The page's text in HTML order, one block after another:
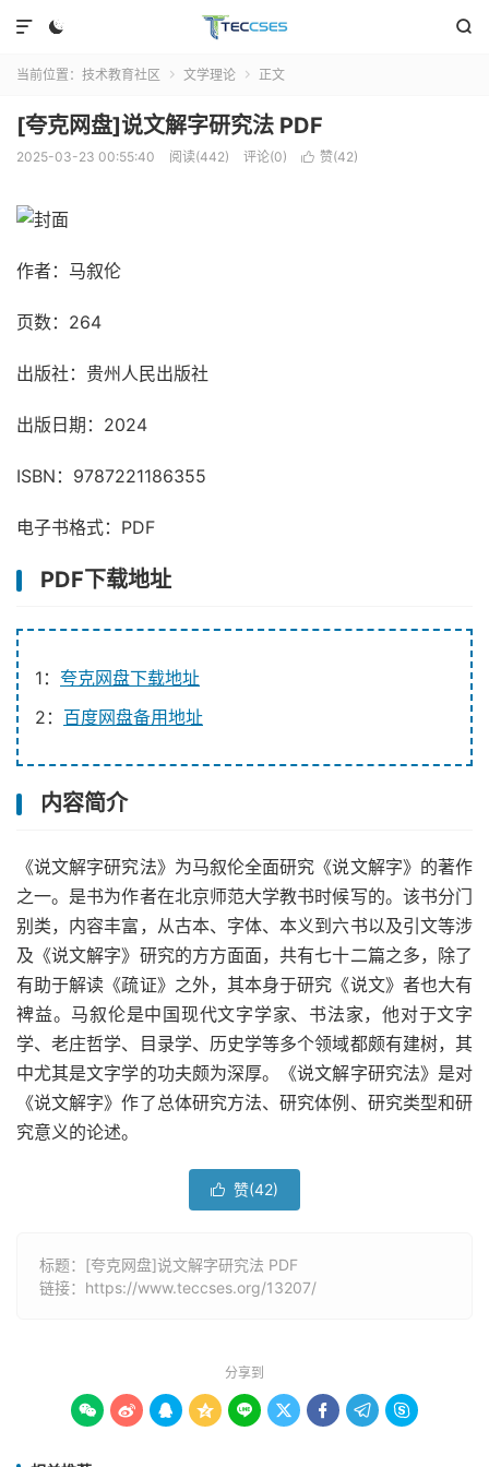
 

当前位置： 技术教育社区  文学理论  正文
[夸克网盘]说文解字研究法 PDF
2025-03-23 00:55:40 阅读(442) 评论(0)  赞(42)
作者：马叙伦
页数：264
出版社：贵州人民出版社
出版日期：2024
ISBN：9787221186355
电子书格式：PDF
PDF下载地址
1： 夸克网盘下载地址
2： 百度网盘备用地址
内容简介
《说文解字研究法》为马叙伦全面研究《说文解字》的著作
之一。是书为作者在北京师范大学教书时候写的。该书分门
别类，内容丰富，从古本、字体、本义到六书以及引文等涉
及《说文解字》研究的方方面面，共有七十二篇之多，除了
有助于解读《疏证》之外，其本身于研究《说文》者也大有
裨益。马叙伦是中国现代文字学家、书法家，他对于文字
学、老庄哲学、目录学、历史学等多个领域都颇有建树，其
中尤其是文字学的功夫颇为深厚。《说文解字研究法》是对
《说文解字》作了总体研究方法、研究体例、研究类型和研
究意义的论述。
 赞(42)
标题：[夸克网盘]说文解字研究法 PDF
链接： https://www.teccses.org/13207/
分享到
        